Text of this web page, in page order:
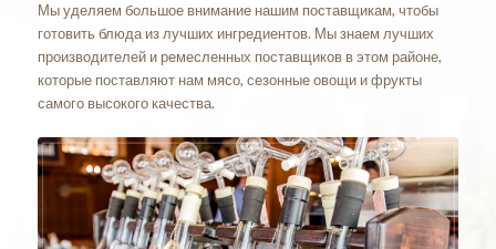
Мы уделяем большое внимание нашим поставщикам, чтобы
готовить блюда из лучших ингредиентов. Мы знаем лучших
производителей и ремесленных поставщиков в этом районе,
которые поставляют нам мясо, сезонные овощи и фрукты
самого высокого качества.